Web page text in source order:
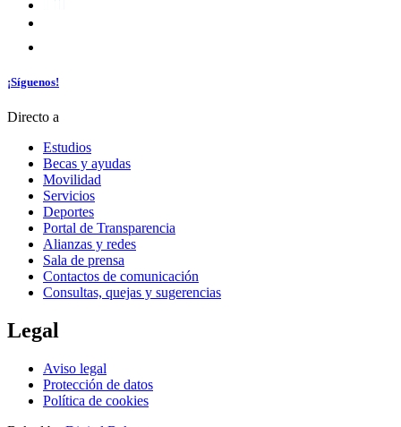
¡Síguenos!
Directo a
Estudios
Becas y ayudas
Movilidad
Servicios
Deportes
Portal de Transparencia
Alianzas y redes
Sala de prensa
Contactos de comunicación
Consultas, quejas y sugerencias
Legal
Aviso legal
Protección de datos
Política de cookies